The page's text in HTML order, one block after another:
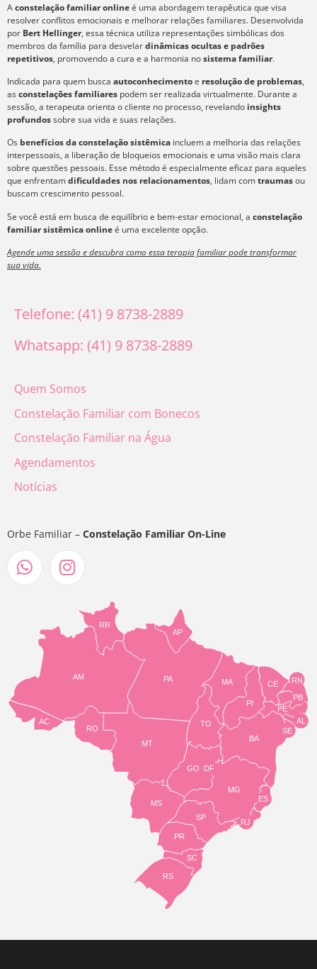
Aconstelação familiar onlineé uma abordagem terapêutica que visa
resolver conflitos emocionais e melhorar relações familiares. Desenvolvida
por Bert Hellinger, essa técnica utiliza representações simbólicas dos
membros da família para desvelardinâmicas ocultas e padrões
repetitivos, promovendo a cura e a harmonia nosistema familiar.
Indicada para quem busca autoconhecimentoe resolução de problemas,
asconstelações familiares podem ser realizada virtualmente. Durante a
sessão, a terapeuta orienta o cliente no processo, revelando insights
profundossobre sua vida e suas relações.
Os benefícios da constelação sistêmica incluem a melhoria das relações
interpessoais, a liberação de bloqueios emocionais e uma visão mais clara
sobre questões pessoais. Esse método é especialmente eficaz para aqueles
que enfrentamdificuldades nos relacionamentos, lidam comtraumasou
buscam crescimento pessoal.
Se você está em busca de equilíbrio e bem-estar emocional, a constelação
familiar sistêmica onlineé uma excelente opção.
Agende uma sessão e descubra como essa terapia familiar pode transformar
sua vida.
Telefone: (41) 9 8738-2889
Whatsapp: (41) 9 8738-2889
Quem Somos
Constelação Familiar com Bonecos
Constelação Familiar na Água
Agendamentos
Notícias
Orbe Familiar – Constelação Familiar On-Line
TO
BA
SE
PE
AL
RN
CE
PI
MA
AP
PA
RR
AM
AC
RO
MT
MS
GO
PR
SC
RS
SP
MG
RJ
ES
DF
PB